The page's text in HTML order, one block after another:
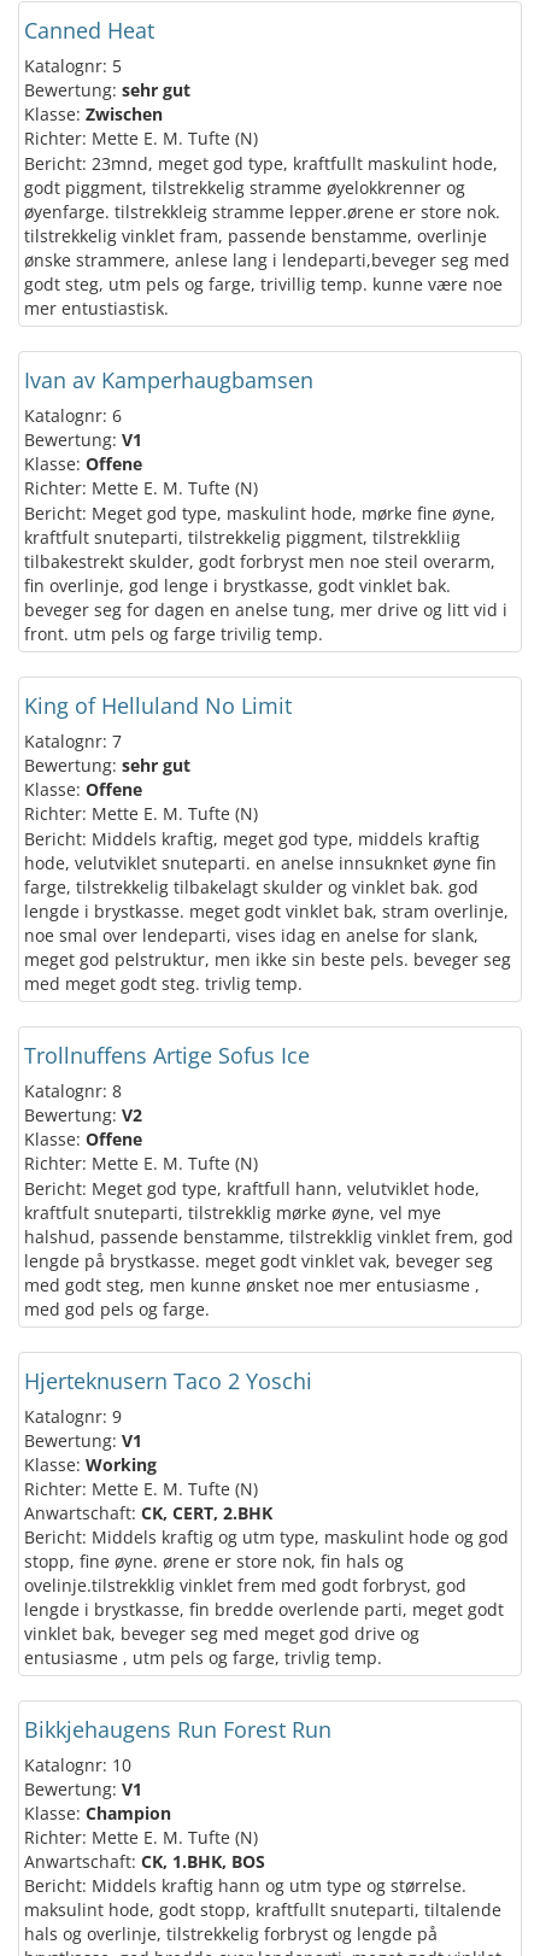
Canned Heat
Katalognr: 5
Bewertung: sehr gut
Klasse: Zwischen
Richter: Mette E. M. Tufte (N)
Bericht: 23mnd, meget god type, kraftfullt maskulint hode,
godt piggment, tilstrekkelig stramme øyelokkrenner og
øyenfarge. tilstrekkleig stramme lepper.ørene er store nok.
tilstrekkelig vinklet fram, passende benstamme, overlinje
ønske strammere, anlese lang i lendeparti,beveger seg med
godt steg, utm pels og farge, trivillig temp. kunne være noe
mer entustiastisk.
Ivan av Kamperhaugbamsen
Katalognr: 6
Bewertung: V1
Klasse: Offene
Richter: Mette E. M. Tufte (N)
Bericht: Meget god type, maskulint hode, mørke fine øyne,
kraftfult snuteparti, tilstrekkelig piggment, tilstrekkliig
tilbakestrekt skulder, godt forbryst men noe steil overarm,
fin overlinje, god lenge i brystkasse, godt vinklet bak.
beveger seg for dagen en anelse tung, mer drive og litt vid i
front. utm pels og farge trivilig temp.
King of Helluland No Limit
Katalognr: 7
Bewertung: sehr gut
Klasse: Offene
Richter: Mette E. M. Tufte (N)
Bericht: Middels kraftig, meget god type, middels kraftig
hode, velutviklet snuteparti. en anelse innsuknket øyne fin
farge, tilstrekkelig tilbakelagt skulder og vinklet bak. god
lengde i brystkasse. meget godt vinklet bak, stram overlinje,
noe smal over lendeparti, vises idag en anelse for slank,
meget god pelstruktur, men ikke sin beste pels. beveger seg
med meget godt steg. trivlig temp.
Trollnuffens Artige Sofus Ice
Katalognr: 8
Bewertung: V2
Klasse: Offene
Richter: Mette E. M. Tufte (N)
Bericht: Meget god type, kraftfull hann, velutviklet hode,
kraftfult snuteparti, tilstrekklig mørke øyne, vel mye
halshud, passende benstamme, tilstrekklig vinklet frem, god
lengde på brystkasse. meget godt vinklet vak, beveger seg
med godt steg, men kunne ønsket noe mer entusiasme ,
med god pels og farge.
Hjerteknusern Taco 2 Yoschi
Katalognr: 9
Bewertung: V1
Klasse: Working
Richter: Mette E. M. Tufte (N)
Anwartschaft: CK, CERT, 2.BHK
Bericht: Middels kraftig og utm type, maskulint hode og god
stopp, fine øyne. ørene er store nok, fin hals og
ovelinje.tilstrekklig vinklet frem med godt forbryst, god
lengde i brystkasse, fin bredde overlende parti, meget godt
vinklet bak, beveger seg med meget god drive og
entusiasme , utm pels og farge, trivlig temp.
Bikkjehaugens Run Forest Run
Katalognr: 10
Bewertung: V1
Klasse: Champion
Richter: Mette E. M. Tufte (N)
Anwartschaft: CK, 1.BHK, BOS
Bericht: Middels kraftig hann og utm type og størrelse.
maksulint hode, godt stopp, kraftfullt snuteparti, tiltalende
hals og overlinje, tilstrekkelig forbryst og lengde på